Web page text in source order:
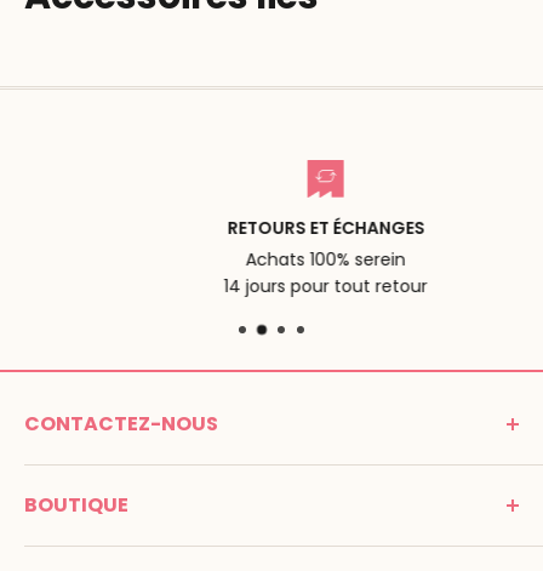
RETOURS ET ÉCHANGES
Achats 100% serein
14 jours pour tout retour
CONTACTEZ-NOUS
MONTESSORI SPIRIT
Promenade Jean Dalba
BOUTIQUE
C G V